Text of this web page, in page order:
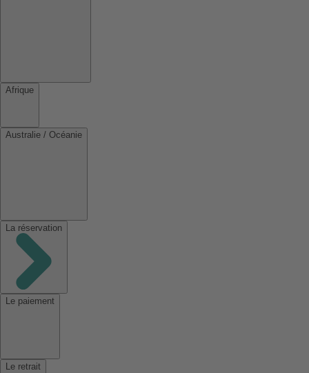
Afrique
Australie / Océanie
La réservation
Le paiement
Le retrait